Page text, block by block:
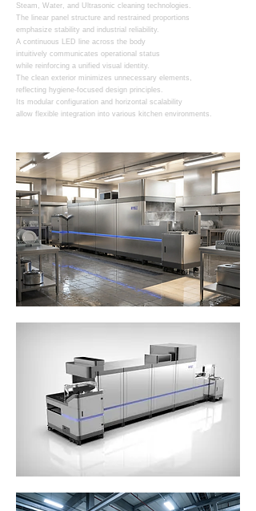
Steam, Water, and Ultrasonic cleaning technologies.
The linear panel structure and restrained proportions
emphasize stability and industrial reliability.
A continuous LED line across the body
intuitively communicates operational status
while reinforcing a unified visual identity.
The clean exterior minimizes unnecessary elements,
reflecting hygiene-focused design principles.
Its modular configuration and horizontal scalability
allow flexible integration into various kitchen environments.